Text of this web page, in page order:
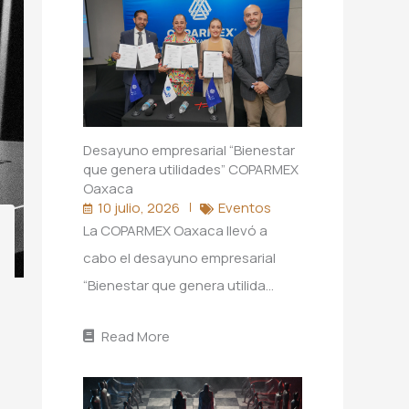
Desayuno empresarial “Bienestar
que genera utilidades” COPARMEX
Oaxaca
10 julio, 2026
Eventos
La COPARMEX Oaxaca llevó a
cabo el desayuno empresarial
“Bienestar que genera utilida…
Read More